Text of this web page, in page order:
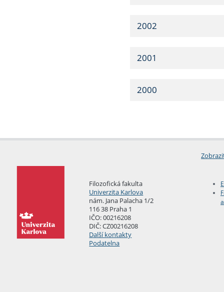
2002
2001
2000
Filozofická fakulta
Univerzita Karlova
nám. Jana Palacha 1/2
116 38 Praha 1
IČO: 00216208
DIČ: CZ00216208
Další kontakty
Podatelna